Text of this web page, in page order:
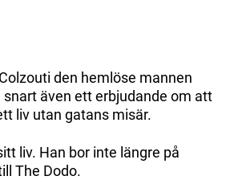
den hemlöse mannen
snart även ett erbjudande om att
liv utan gatans misär.
liv. Han bor inte längre på
The Dodo.